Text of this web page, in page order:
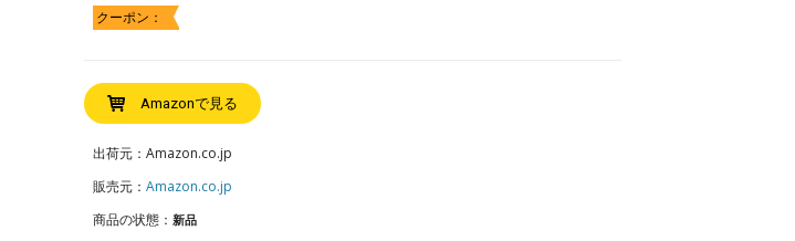
クーポン：
Amazonで見る
出荷元：Amazon.co.jp
販売元： Amazon.co.jp
商品の状態： 新品